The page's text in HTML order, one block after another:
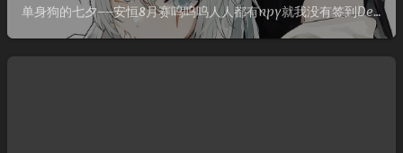
单身狗的七夕——安恒8月赛呜呜呜人人都有npy就我没有签到Description9张撕碎的二维码Analyze是原题，谷歌搜图得flagflagflag{7bf116c8ec2545708781...